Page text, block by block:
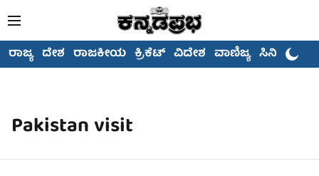
ರಾಜ್ಯ ದೇಶ ರಾಜಕೀಯ ಕ್ರಿಕೆಟ್ ವಿದೇಶ ವಾಣಿಜ್ಯ ಸಿನಿಮಾ
Pakistan visit